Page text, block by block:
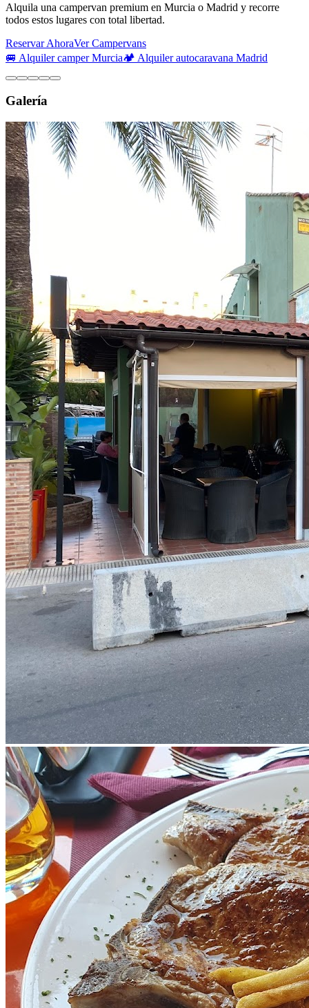
Alquila una campervan premium en Murcia o Madrid y recorre
todos estos lugares con total libertad.
Reservar AhoraVer Campervans
🚐 Alquiler camper Murcia🏕️ Alquiler autocaravana Madrid
Galería